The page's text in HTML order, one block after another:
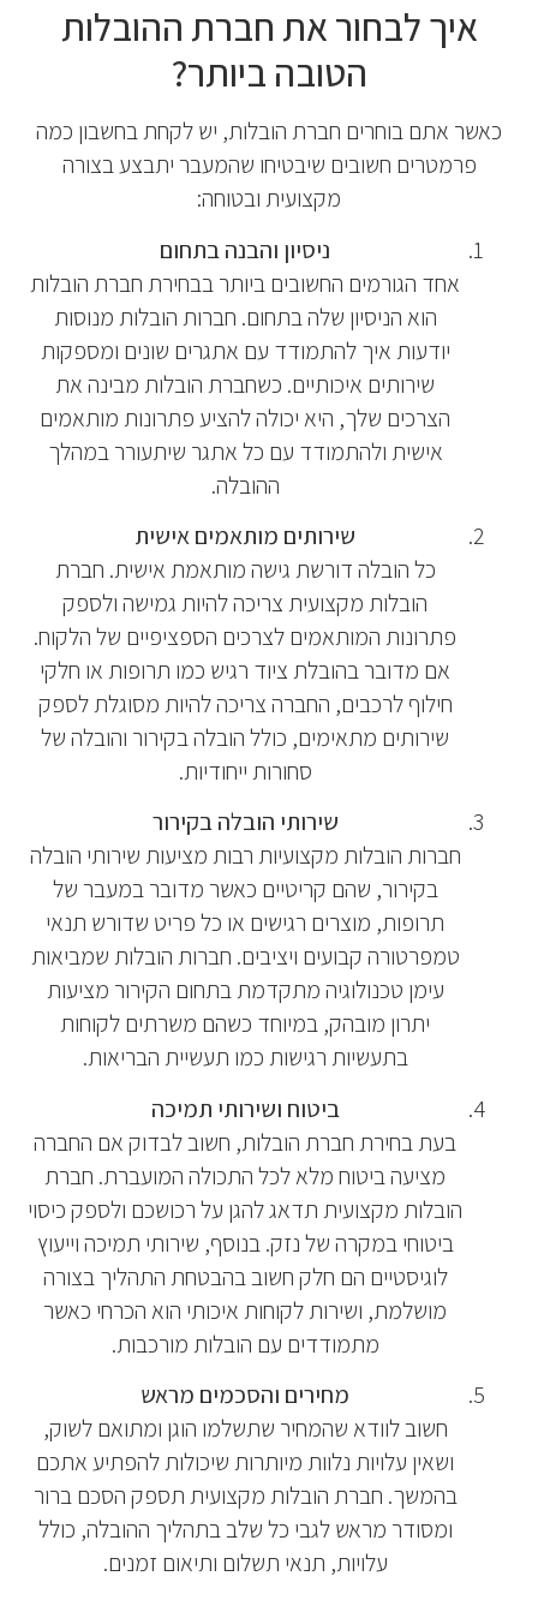
איך לבחור את חברת ההובלות
הטובה ביותר?
כאשר אתם בוחרים חברת הובלות, יש לקחת בחשבון כמה
פרמטרים חשובים שיבטיחו שהמעבר יתבצע בצורה
מקצועית ובטוחה:
ניסיון והבנה בתחום
אחד הגורמים החשובים ביותר בבחירת חברת הובלות
הוא הניסיון שלה בתחום. חברות הובלות מנוסות
יודעות איך להתמודד עם אתגרים שונים ומספקות
שירותים איכותיים. כשחברת הובלות מבינה את
הצרכים שלך, היא יכולה להציע פתרונות מותאמים
אישית ולהתמודד עם כל אתגר שיתעורר במהלך
ההובלה.
שירותים מותאמים אישית
כל הובלה דורשת גישה מותאמת אישית. חברת
הובלות מקצועית צריכה להיות גמישה ולספק
פתרונות המותאמים לצרכים הספציפיים של הלקוח.
אם מדובר בהובלת ציוד רגיש כמו תרופות או חלקי
חילוף לרכבים, החברה צריכה להיות מסוגלת לספק
שירותים מתאימים, כולל הובלה בקירור והובלה של
סחורות ייחודיות.
שירותי הובלה בקירור
חברות הובלות מקצועיות רבות מציעות שירותי הובלה
בקירור, שהם קריטיים כאשר מדובר במעבר של
תרופות, מוצרים רגישים או כל פריט שדורש תנאי
טמפרטורה קבועים ויציבים. חברות הובלות שמביאות
עימן טכנולוגיה מתקדמת בתחום הקירור מציעות
יתרון מובהק, במיוחד כשהם משרתים לקוחות
בתעשיות רגישות כמו תעשיית הבריאות.
ביטוח ושירותי תמיכה
בעת בחירת חברת הובלות, חשוב לבדוק אם החברה
מציעה ביטוח מלא לכל התכולה המועברת. חברת
הובלות מקצועית תדאג להגן על רכושכם ולספק כיסוי
ביטוחי במקרה של נזק. בנוסף, שירותי תמיכה וייעוץ
לוגיסטיים הם חלק חשוב בהבטחת התהליך בצורה
מושלמת, ושירות לקוחות איכותי הוא הכרחי כאשר
מתמודדים עם הובלות מורכבות.
מחירים והסכמים מראש
חשוב לוודא שהמחיר שתשלמו הוגן ומתואם לשוק,
ושאין עלויות נלוות מיותרות שיכולות להפתיע אתכם
בהמשך. חברת הובלות מקצועית תספק הסכם ברור
ומסודר מראש לגבי כל שלב בתהליך ההובלה, כולל
עלויות, תנאי תשלום ותיאום זמנים.